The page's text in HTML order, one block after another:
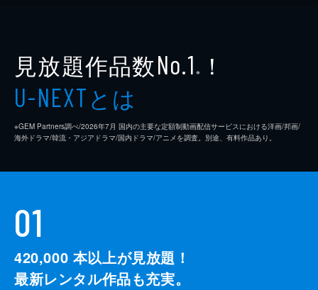
見放題作品数No.1 ※ ！
U-NEXTとは
※GEM Partners調べ/2026年7⽉ 国内の主要な定額制動画配信サービスにおける洋画/邦画/
海外ドラマ/韓流・アジアドラマ/国内ドラマ/アニメを調査。別途、有料作品あり。
01
420,000 本以上が見放題！
最新レンタル作品も充実。